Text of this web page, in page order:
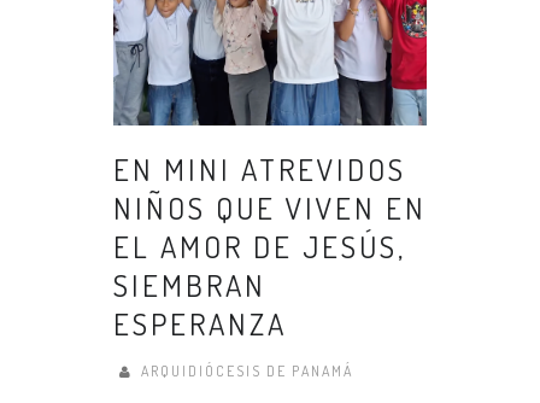
EN MINI ATREVIDOS
NIÑOS QUE VIVEN EN
EL AMOR DE JESÚS,
SIEMBRAN
ESPERANZA
ARQUIDIÓCESIS DE PANAMÁ